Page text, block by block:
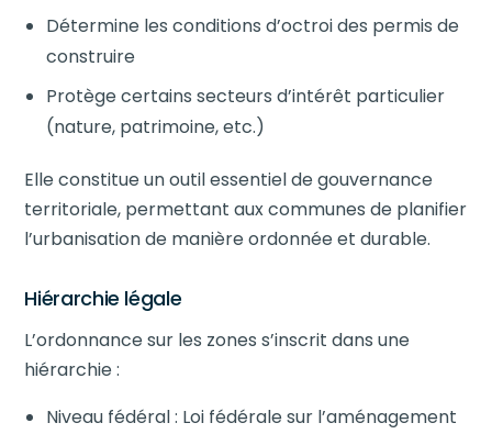
Détermine les conditions d’octroi des permis de
construire
Protège certains secteurs d’intérêt particulier
(nature, patrimoine, etc.)
Elle constitue un outil essentiel de gouvernance
territoriale, permettant aux communes de planifier
l’urbanisation de manière ordonnée et durable.
Hiérarchie légale
L’ordonnance sur les zones s’inscrit dans une
hiérarchie :
Niveau fédéral : Loi fédérale sur l’aménagement